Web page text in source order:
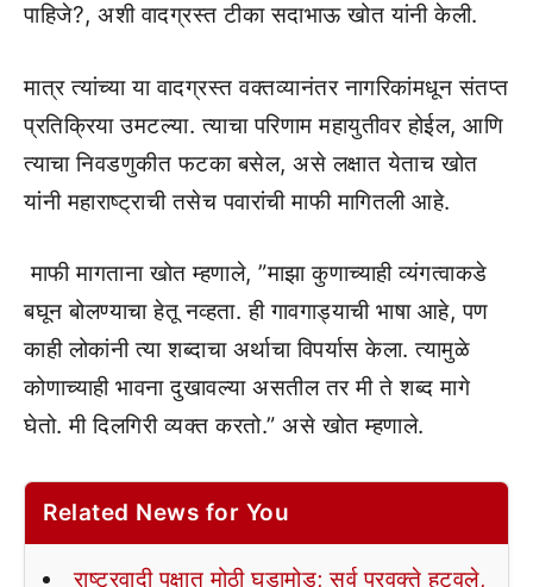
पाहिजे?, अशी वादग्रस्त टीका सदाभाऊ खोत यांनी केली.
मात्र त्यांच्या या वादग्रस्त वक्तव्यानंतर नागरिकांमधून संतप्त
प्रतिक्रिया उमटल्या. त्याचा परिणाम महायुतीवर होईल, आणि
त्याचा निवडणुकीत फटका बसेल, असे लक्षात येताच खोत
यांनी महाराष्ट्राची तसेच पवारांची माफी मागितली आहे.
माफी मागताना खोत म्हणाले, ”माझा कुणाच्याही व्यंगत्वाकडे
बघून बोलण्याचा हेतू नव्हता. ही गावगाड्याची भाषा आहे, पण
काही लोकांनी त्या शब्दाचा अर्थाचा विपर्यास केला. त्यामुळे
कोणाच्याही भावना दुखावल्या असतील तर मी ते शब्द मागे
घेतो. मी दिलगिरी व्यक्त करतो.” असे खोत म्हणाले.
Related News for You
राष्ट्रवादी पक्षात मोठी घडामोड; सर्व प्रवक्ते हटवले,